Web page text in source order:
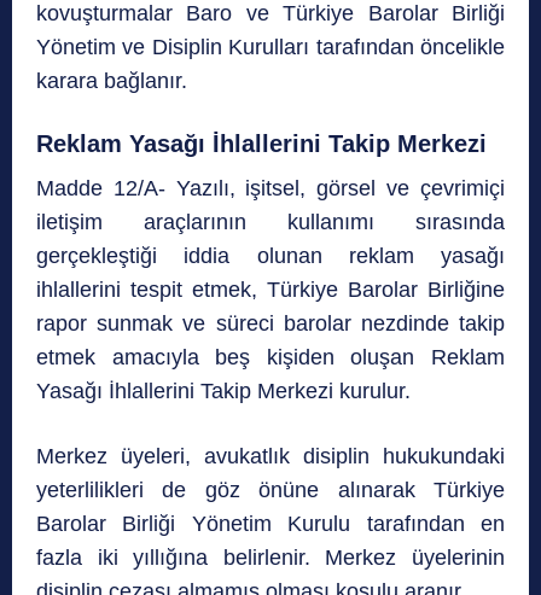
kovuşturmalar Baro ve Türkiye Barolar Birliği
Yönetim ve Disiplin Kurulları tarafından öncelikle
karara bağlanır.
Reklam Yasağı İhlallerini Takip Merkezi
Madde 12/A- Yazılı, işitsel, görsel ve çevrimiçi
iletişim araçlarının kullanımı sırasında
gerçekleştiği iddia olunan reklam yasağı
ihlallerini tespit etmek, Türkiye Barolar Birliğine
rapor sunmak ve süreci barolar nezdinde takip
etmek amacıyla beş kişiden oluşan Reklam
Yasağı İhlallerini Takip Merkezi kurulur.
Merkez üyeleri, avukatlık disiplin hukukundaki
yeterlilikleri de göz önüne alınarak Türkiye
Barolar Birliği Yönetim Kurulu tarafından en
fazla iki yıllığına belirlenir. Merkez üyelerinin